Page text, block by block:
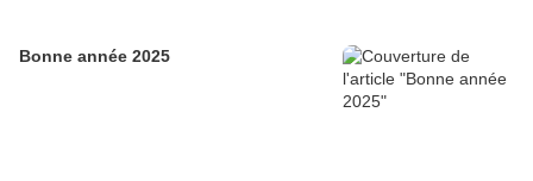
Bonne année 2025